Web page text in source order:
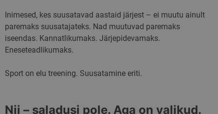
Inimesed, kes suusatavad aastaid järjest – ei muutu ainult
paremaks suusatajateks. Nad muutuvad paremaks
iseendas. Kannatlikumaks. Järjepidevamaks.
Eneseteadlikumaks.
Sport on elu treening. Suusatamine eriti.
Nii – saladusi pole. Aga on valikud.
ajatempel, viitav
allikas, et hinnata